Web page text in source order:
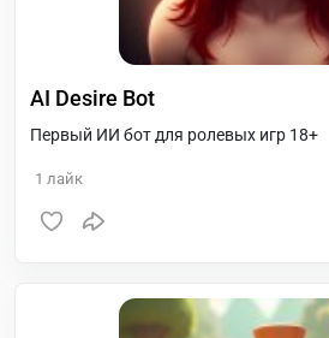
AI Desire Bot
Первый ИИ бот для ролевых игр 18+
1 лайк